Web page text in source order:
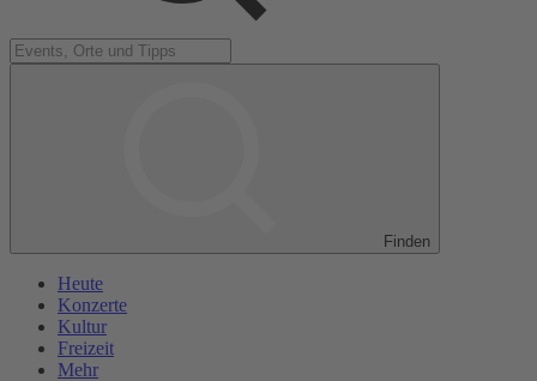
Finden
Heute
Konzerte
Kultur
Freizeit
Mehr